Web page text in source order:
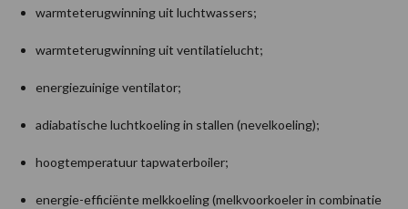
warmteterugwinning uit luchtwassers;
warmteterugwinning uit ventilatielucht;
energiezuinige ventilator;
adiabatische luchtkoeling in stallen (nevelkoeling);
hoogtemperatuur tapwaterboiler;
energie-efficiënte melkkoeling (melkvoorkoeler in combinatie